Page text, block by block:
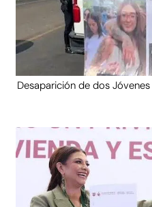
Desaparición de dos